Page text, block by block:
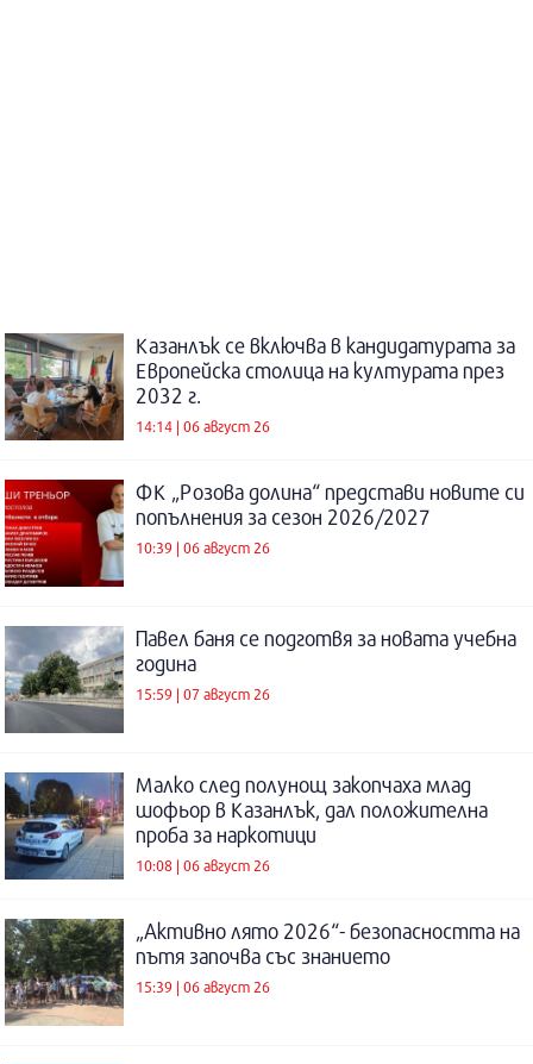
Казанлък се включва в кандидатурата за
Европейска столица на културата през
2032 г.
14:14 | 06 август 26
ФК „Розова долина“ представи новите си
попълнения за сезон 2026/2027
10:39 | 06 август 26
Павел баня се подготвя за новата учебна
година
15:59 | 07 август 26
Малко след полунощ закопчаха млад
шофьор в Казанлък, дал положителна
проба за наркотици
10:08 | 06 август 26
„Активно лято 2026“- безопасността на
пътя започва със знанието
15:39 | 06 август 26